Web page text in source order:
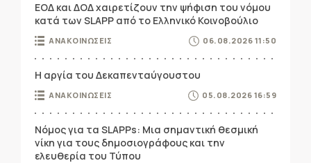
ΕΟΔ και ΔΟΔ χαιρετίζουν την ψήφιση του νόμου
κατά των SLAPP από το Ελληνικό Κοινοβούλιο
ΑΝΑΚΟΙΝΩΣΕΙΣ 06.08.2026 11:50
Η αργία του Δεκαπενταύγουστου
ΑΝΑΚΟΙΝΩΣΕΙΣ 05.08.2026 16:59
Νόμος για τα SLAPPs: Μια σημαντική θεσμική
νίκη για τους δημοσιογράφους και την
ελευθερία του Τύπου